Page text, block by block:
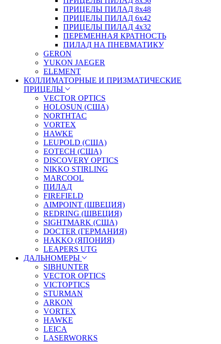
ПРИЦЕЛЫ ПИЛАД 8х48
ПРИЦЕЛЫ ПИЛАД 6х42
ПРИЦЕЛЫ ПИЛАД 4х32
ПЕРЕМЕННАЯ КРАТНОСТЬ
ПИЛАД НА ПНЕВМАТИКУ
GERON
YUKON JAEGER
ELEMENT
КОЛЛИМАТОРНЫЕ И ПРИЗМАТИЧЕСКИЕ
ПРИЦЕЛЫ
VECTOR OPTICS
HOLOSUN (США)
NORTHTAC
VORTEX
HAWKE
LEUPOLD (США)
EOTECH (США)
DISCOVERY OPTICS
NIKKO STIRLING
MARCOOL
ПИЛАД
FIREFIELD
AIMPOINT (ШВЕЦИЯ)
REDRING (ШВЕЦИЯ)
SIGHTMARK (США)
DOCTER (ГЕРМАНИЯ)
HAKKO (ЯПОНИЯ)
LEAPERS UTG
ДАЛЬНОМЕРЫ
SIBHUNTER
VECTOR OPTICS
VICTOPTICS
STURMAN
ARKON
VORTEX
HAWKE
LEICA
LASERWORKS